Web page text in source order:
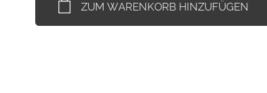
ZUM WARENKORB HINZUFÜGEN